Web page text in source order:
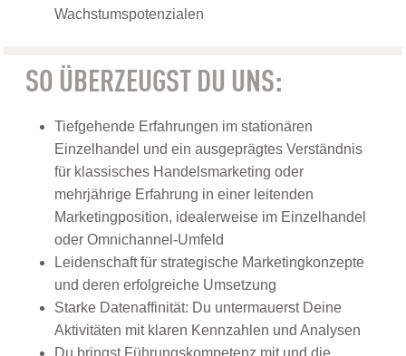
Wachstumspotenzialen
SO ÜBERZEUGST DU UNS:
Tiefgehende Erfahrungen im stationären
Einzelhandel und ein ausgeprägtes Verständnis
für klassisches Handelsmarketing oder
mehrjährige Erfahrung in einer leitenden
Marketingposition, idealerweise im Einzelhandel
oder Omnichannel-Umfeld
Leidenschaft für strategische Marketingkonzepte
und deren erfolgreiche Umsetzung
Starke Datenaffinität: Du untermauerst Deine
Aktivitäten mit klaren Kennzahlen und Analysen